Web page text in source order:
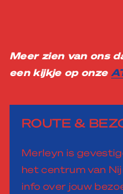
Meer zien van ons
een kijkje op onze
ROUTE &
Merleyn is
het centrum van
info over jouw